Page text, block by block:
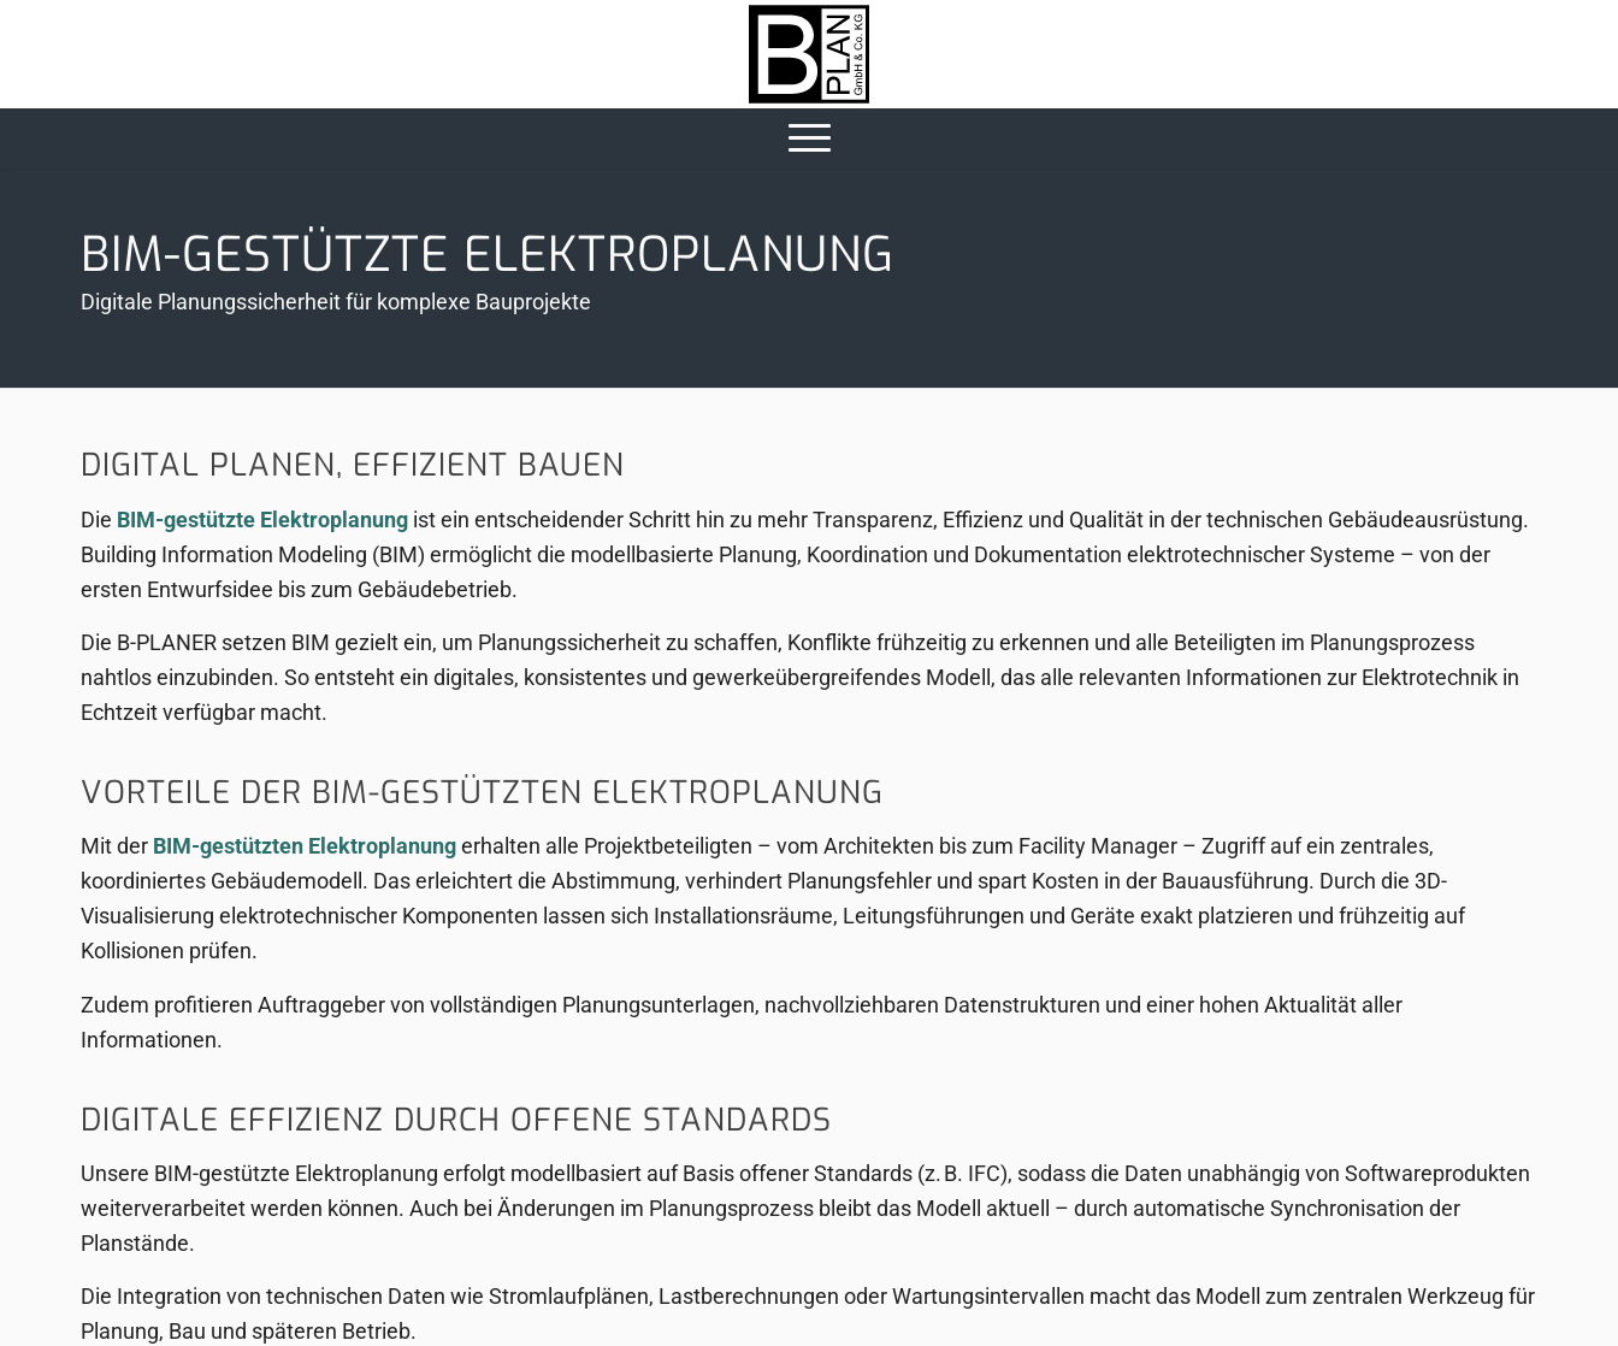
BIM-GESTÜTZTE ELEKTRO­PLANUNG
Digitale Planungssicherheit für komplexe Bauprojekte
DIGITAL PLANEN, EFFIZIENT BAUEN
Die BIM-gestützte Elektroplanung ist ein entscheidender Schritt hin zu mehr Transparenz, Effizienz und Qualität in der technischen Gebäudeausrüstung.
Building Information Modeling (BIM) ermöglicht die modellbasierte Planung, Koordination und Dokumentation elektrotechnischer Systeme – von der
ersten Entwurfsidee bis zum Gebäudebetrieb.
Die B-PLANER setzen BIM gezielt ein, um Planungssicherheit zu schaffen, Konflikte frühzeitig zu erkennen und alle Beteiligten im Planungsprozess
nahtlos einzubinden. So entsteht ein digitales, konsistentes und gewerkeübergreifendes Modell, das alle relevanten Informationen zur Elektrotechnik in
Echtzeit verfügbar macht.
VORTEILE DER BIM-GESTÜTZTEN ELEKTROPLANUNG
Mit der BIM-gestützten Elektroplanungerhalten alle Projektbeteiligten – vom Architekten bis zum Facility Manager – Zugriff auf ein zentrales,
koordiniertes Gebäudemodell. Das erleichtert die Abstimmung, verhindert Planungsfehler und spart Kosten in der Bauausführung. Durch die 3D-
Visualisierung elektrotechnischer Komponenten lassen sich Installationsräume, Leitungsführungen und Geräte exakt platzieren und frühzeitig auf
Kollisionen prüfen.
Zudem profitieren Auftraggeber von vollständigen Planungsunterlagen, nachvollziehbaren Datenstrukturen und einer hohen Aktualität aller
Informationen.
DIGITALE EFFIZIENZ DURCH OFFENE STANDARDS
Unsere BIM-gestützte Elektroplanung erfolgt modellbasiert auf Basis offener Standards (z. B. IFC), sodass die Daten unabhängig von Softwareprodukten
weiterverarbeitet werden können. Auch bei Änderungen im Planungsprozess bleibt das Modell aktuell – durch automatische Synchronisation der
Planstände.
Die Integration von technischen Daten wie Stromlaufplänen, Lastberechnungen oder Wartungsintervallen macht das Modell zum zentralen Werkzeug für
Planung, Bau und späteren Betrieb.